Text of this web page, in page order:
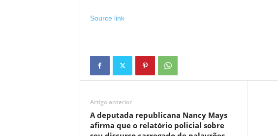
Source link
Artigo anterior
A deputada republicana Nancy Mays
afirma que o relatório policial sobre